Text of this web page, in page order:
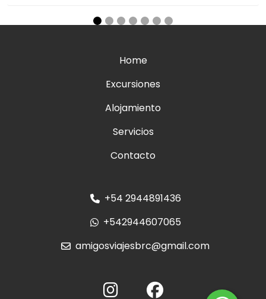
Home
Excursiones
Alojamiento
Servicios
Contacto
+54 2944891436
+542944607065
amigosviajesbrc@gmail.com